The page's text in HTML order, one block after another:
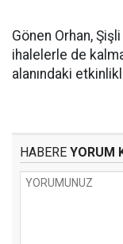
Gönen Orhan,
ihalelerle de
alanındaki
HABERE YORUM